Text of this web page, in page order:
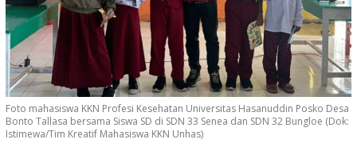
Foto mahasiswa KKN Profesi Kesehatan Universitas Hasanuddin Posko Desa
Bonto Tallasa bersama Siswa SD di SDN 33 Senea dan SDN 32 Bungloe (Dok:
Istimewa/Tim Kreatif Mahasiswa KKN Unhas)